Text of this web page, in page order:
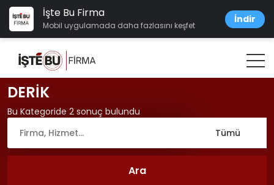
İşte Bu Firma
Mobil uygulamada daha fazlasını keşfet
İndir
DERİK
Bu Kategoride 2 sonuç bulundu